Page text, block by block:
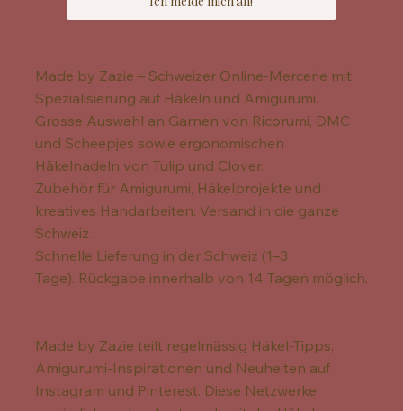
Made by Zazie – Schweizer Online-Mercerie mit
Spezialisierung auf Häkeln und Amigurumi.
Grosse Auswahl an Garnen von Ricorumi, DMC
und Scheepjes sowie ergonomischen
Häkelnadeln von Tulip und Clover.
Zubehör für Amigurumi, Häkelprojekte und
kreatives Handarbeiten. Versand in die ganze
Schweiz.
Schnelle Lieferung in der Schweiz (1–3
Tage). Rückgabe innerhalb von 14 Tagen möglich.
Made by Zazie teilt regelmässig Häkel-Tipps,
Amigurumi-Inspirationen und Neuheiten auf
Instagram und Pinterest. Diese Netzwerke